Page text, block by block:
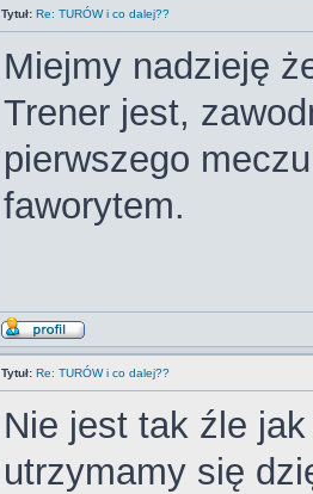
Tytuł: Re: TURÓW i co dalej??
Miejmy nadzieję
Trener jest,
pierwszego
faworytem.
Tytuł: Re: TURÓW i co dalej??
Nie jest tak źle
utrzymamy się